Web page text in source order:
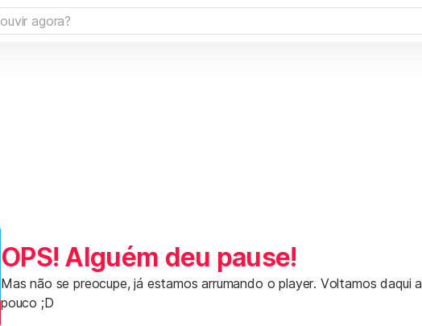
OPS! Alguém deu pause!
Mas não se preocupe, já estamos arrumando o player. Voltamos daqui a
pouco ;D